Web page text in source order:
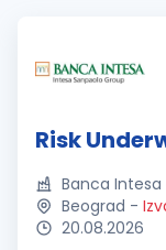
Risk
Banca Intesa
Beograd -
20.08.2026